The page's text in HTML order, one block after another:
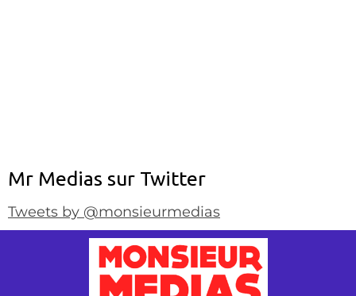
Mr Medias sur Twitter
Tweets by @monsieurmedias